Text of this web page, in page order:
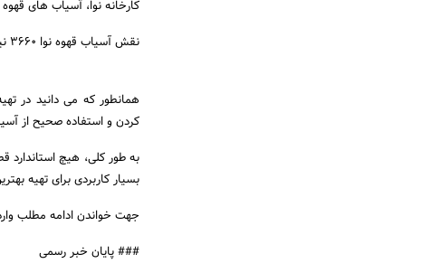
کارخانه نوا، آسیاب های
نقش آسیاب قهوه نوا 3660 نیوفیس، طراحی جدید در تولید قهوه اسپرسو با کیفیت بالا:
کردن و استفاده صحیح از
به طور کلی، هیچ استاندارد
بسیار کاربردی برای تهیه
جهت خواندن ادامه مطلب
### پایان خبر رسمی